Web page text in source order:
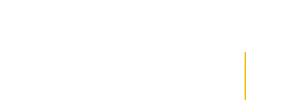
combustíveis fósseis à medida que